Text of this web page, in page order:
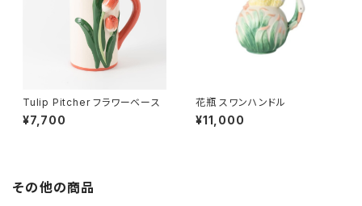
Tulip Pitcher フラワーベース
¥7,700
花瓶 スワンハンドル
¥11,000
その他の商品